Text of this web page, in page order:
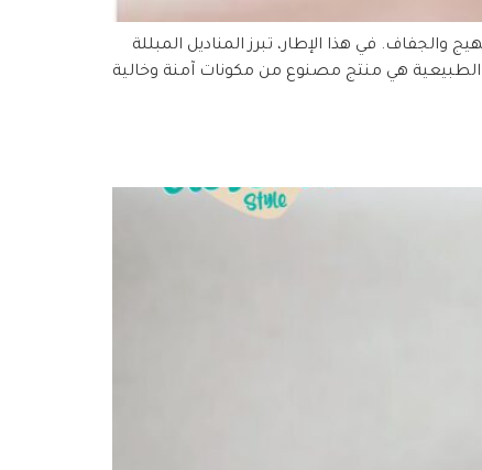
في هذا الإطار، تبرز المناديل المبللة
الطبيعية هي منتج مصنوع من مكونات آمنة وخالية